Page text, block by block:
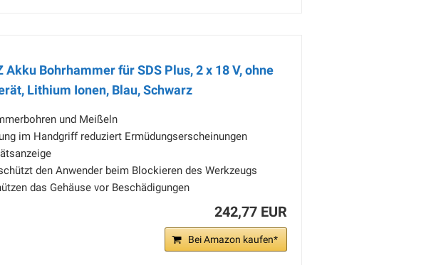
Akku Bohrhammer für SDS Plus, 2 x 18 V, ohne
Lithium Ionen, Blau, Schwarz
und Meißeln
im Handgriff reduziert Ermüdungserscheinungen
den Anwender beim Blockieren des Werkzeugs
das Gehäuse vor Beschädigungen
242,77 EUR
Bei Amazon kaufen*